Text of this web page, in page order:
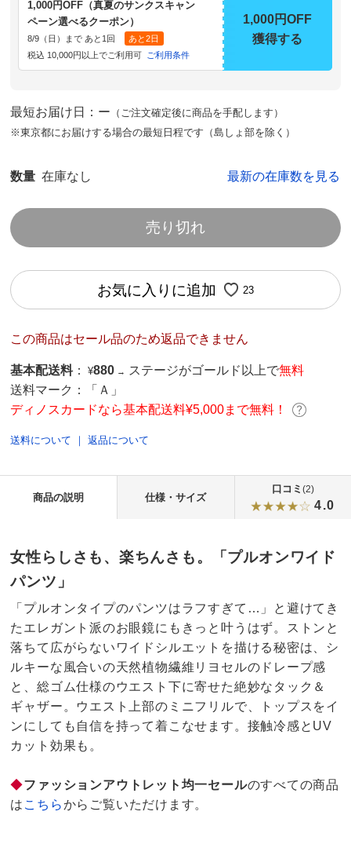
1,000円OFF（真夏のサンクスキャン
ペーン選べるクーポン）
8/9（日）まで あと1回
あと2日
税込 10,000円以上でご利用可
ご利用条件
1,000円OFF
獲得する
最短お届け日：ー （ご注文確定後に商品を手配します）
※東京都にお届けする場合の最短日程です（島しょ部を除く）
数量 在庫なし 最新の在庫数を見る
売り切れ
お気に入りに追加 23
この商品はセール品のため返品できません
基本配送料 ： ¥880 → ステージがゴールド以上で無料
送料マーク：
「Ａ」
ディノスカードなら基本配送料¥5,000まで無料！
送料について ｜返品について
商品の説明 仕様・サイズ
口コミ (2)
4.0
女性らしさも、楽ちんさも。「プルオンワイド
パンツ」
「プルオンタイプのパンツはラフすぎて…」と避けてき
たエレガント派のお眼鏡にもきっと叶うはず。ストンと
落ちて広がらないワイドシルエットを描ける秘密は、シ
ルキーな風合いの天然植物繊維リヨセルのドレープ感
と、総ゴム仕様のウエスト下に寄せた絶妙なタック＆
ギャザー。ウエスト上部のミニフリルで、トップスをイ
ンにしても自信を持って着こなせます。接触冷感とUV
カット効果も。
◆ファッションアウトレット均一セールのすべての商品
は こちらからご覧いただけます。